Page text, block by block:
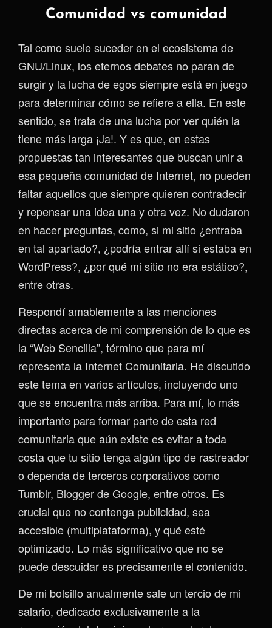
Comunidad vs comunidad
Tal como suele suceder en el ecosistema de
GNU/Linux, los eternos debates no paran de
surgir y la lucha de egos siempre está en juego
para determinar cómo se refiere a ella. En este
sentido, se trata de una lucha por ver quién la
tiene más larga ¡Ja!. Y es que, en estas
propuestas tan interesantes que buscan unir a
esa pequeña comunidad de Internet, no pueden
faltar aquellos que siempre quieren contradecir
y repensar una idea una y otra vez. No dudaron
en hacer preguntas, como, si mi sitio ¿entraba
en tal apartado?, ¿podría entrar allí si estaba en
WordPress?, ¿por qué mi sitio no era estático?,
entre otras.
Respondí amablemente a las menciones
directas acerca de mi comprensión de lo que es
la “Web Sencilla”, término que para mí
representa la Internet Comunitaria. He discutido
este tema en varios artículos, incluyendo uno
que se encuentra más arriba. Para mí, lo más
importante para formar parte de esta red
comunitaria que aún existe es evitar a toda
costa que tu sitio tenga algún tipo de rastreador
o dependa de terceros corporativos como
Tumblr, Blogger de Google, entre otros. Es
crucial que no contenga publicidad, sea
accesible (multiplataforma), y qué esté
optimizado. Lo más significativo que no se
puede descuidar es precisamente el contenido.
De mi bolsillo anualmente sale un tercio de mi
salario, dedicado exclusivamente a la